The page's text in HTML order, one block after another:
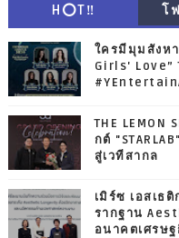
H⭕T‼ โ
ใครมีมุมสังห
Girls' Love”
THE LEMON
กต์
สู่เวทีสากล
เมิร์ซ เอสเธ
รากฐาน
อนาคตเศรษ